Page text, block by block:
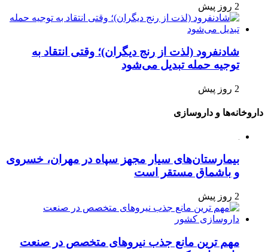
2 روز پیش
شادنفرود (لذت از رنج دیگران)؛ وقتی انتقاد به
توجیه حمله تبدیل می‌شود
2 روز پیش
داروخانه‌ها و داروسازی
بیمارستان‌های سیار مجهز سپاه در مهران، خسروی
و باشماق مستقر است
2 روز پیش
مهم ترین مانع جذب نیروهای متخصص در صنعت